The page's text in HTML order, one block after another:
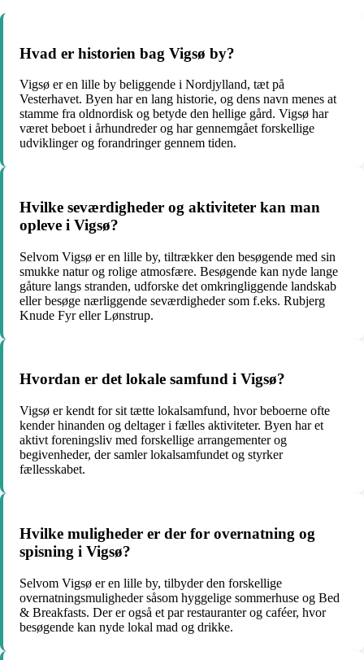
Hvad er historien bag Vigsø by?
Vigsø er en lille by beliggende i Nordjylland, tæt på
Vesterhavet. Byen har en lang historie, og dens navn menes at
stamme fra oldnordisk og betyde den hellige gård. Vigsø har
været beboet i århundreder og har gennemgået forskellige
udviklinger og forandringer gennem tiden.
Hvilke seværdigheder og aktiviteter kan man
opleve i Vigsø?
Selvom Vigsø er en lille by, tiltrækker den besøgende med sin
smukke natur og rolige atmosfære. Besøgende kan nyde lange
gåture langs stranden, udforske det omkringliggende landskab
eller besøge nærliggende seværdigheder som f.eks. Rubjerg
Knude Fyr eller Lønstrup.
Hvordan er det lokale samfund i Vigsø?
Vigsø er kendt for sit tætte lokalsamfund, hvor beboerne ofte
kender hinanden og deltager i fælles aktiviteter. Byen har et
aktivt foreningsliv med forskellige arrangementer og
begivenheder, der samler lokalsamfundet og styrker
fællesskabet.
Hvilke muligheder er der for overnatning og
spisning i Vigsø?
Selvom Vigsø er en lille by, tilbyder den forskellige
overnatningsmuligheder såsom hyggelige sommerhuse og Bed
& Breakfasts. Der er også et par restauranter og caféer, hvor
besøgende kan nyde lokal mad og drikke.